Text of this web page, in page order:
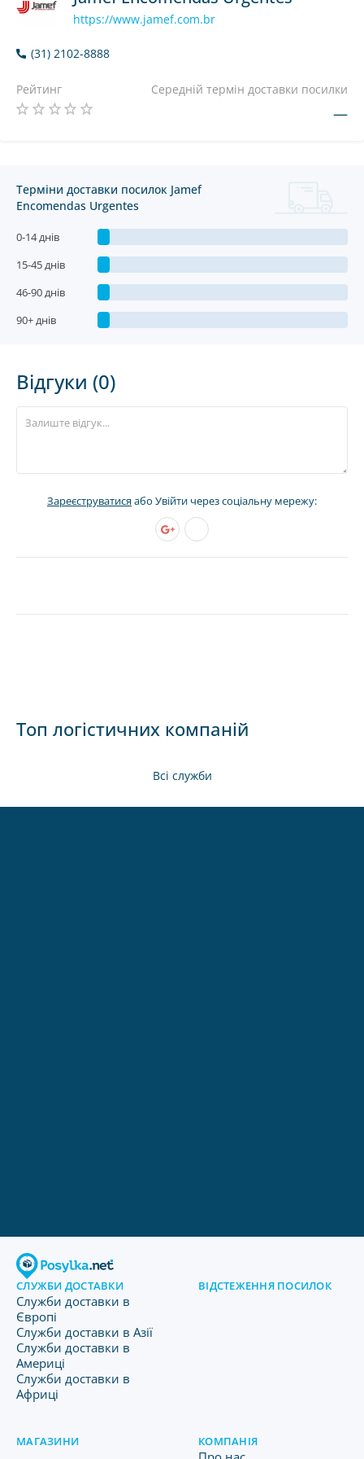
https://www.jamef.com.br
(31) 2102-8888
Рейтинг Середній термін доставки посилки
—
Терміни доставки посилок Jamef
Encomendas Urgentes
0-14 днів
15-45 днів
46-90 днів
90+ днів
Відгуки (0)
Зареєструватисяабо Увійти через соціальну мережу:
Топ логістичних компаній
Всі служби
СЛУЖБИ ДОСТАВКИ
Служби доставки в
Європі
Служби доставки в Азії
Служби доставки в
Америці
Служби доставки в
Африці
ВІДСТЕЖЕННЯ ПОСИЛОК
МАГАЗИНИ КОМПАНІЯ